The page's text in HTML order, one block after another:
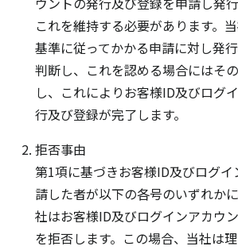
これを維持する必要があります。
基準に従ってかかる申請に対し発
判断し、これを認める場合にはそ
し、これによりお客様ID及びログ
行及び登録が完了します。
拒否事由
第1項に基づきお客様ID及びログ
請した者が以下の各号のいずれか
社はお客様ID及びログインアカウ
を拒否します。この場合、当社は